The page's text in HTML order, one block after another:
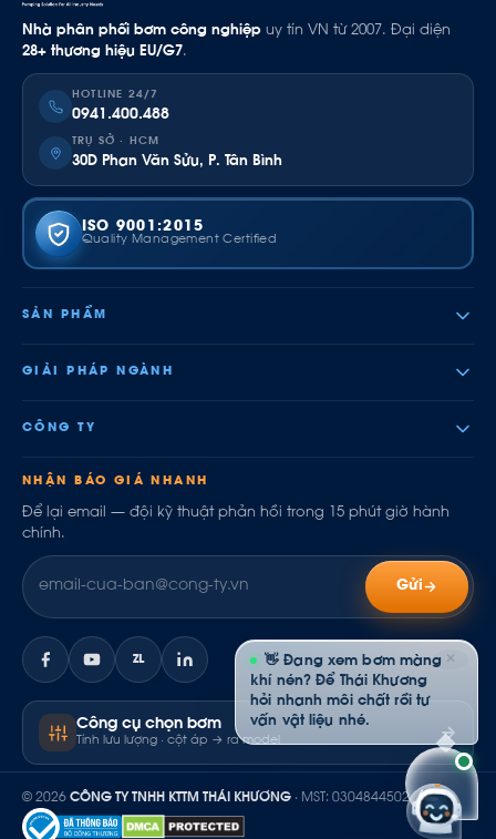
Nhà phân phối bơm công nghiệp uy tín VN từ 2007. Đại diện
28+ thương hiệu EU/G7.
HOTLINE 24/7
0941.400.488
TRỤ SỞ · HCM
30D Phan Văn Sửu, P. Tân Bình
ISO 9001:2015
Quality Management Certified
SẢN PHẨM
GIẢI PHÁP NGÀNH
CÔNG TY
NHẬN BÁO GIÁ NHANH
Để lại email — đội kỹ thuật phản hồi trong 15 phút giờ hành
chính.
Gửi
ZL
Công cụ chọn bơm
Tính lưu lượng · cột áp → ra model
© 2026 CÔNG TY TNHH KTTM THÁI KHƯƠNG · MST: 0304844502
✕
👋 Đang xem bơm màng
khí nén? Để Thái Khương
hỏi nhanh môi chất rồi tư
vấn vật liệu nhé.